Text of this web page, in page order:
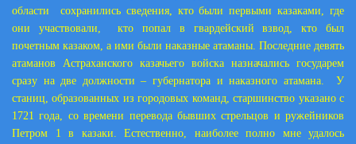
области сохранились сведения, кто были первыми казаками, где
они участвовали, кто попал в гвардейский взвод, кто был
почетным казаком, а ими были наказные атаманы. Последние девять
атаманов Астраханского казачьего войска назначались государем
сразу на две должности – губернатора и наказного атамана. У
станиц, образованных из городовых команд, старшинство указано с
1721 года, со времени перевода бывших стрельцов и ружейников
Петром 1 в казаки. Естественно, наиболее полно мне удалось